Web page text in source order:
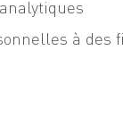
à des